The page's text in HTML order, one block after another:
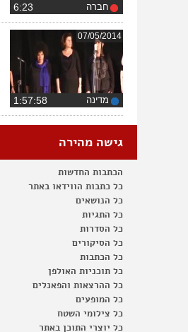
חברה
07/05/2014
מדינה
גישה מהירה
הכתבות החדשות
כל כתבות הווידאו באתר
כל הנושאים
כל התגיות
כל הסדרות
כל הסיקורים
כל הכתבות
כל תוכניות האולפן
כל ההרצאות והפאנלים
כל המופעים
כל צילומי השטח
כל יוצרי התוכן באתר